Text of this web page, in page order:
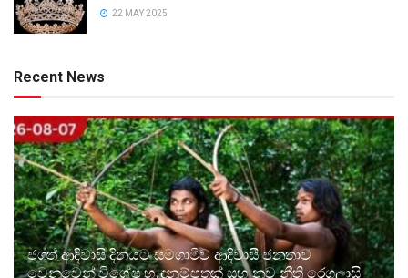
22 MAY 2025
Recent News
ජගත් ආදිවාසි දිනයට සමගාමීව ආදිවාසී ජනතාව
වෙනුවෙන් විශේෂ හැඳුනුම්පතක් සහ නව නීති රෙගුලාසි